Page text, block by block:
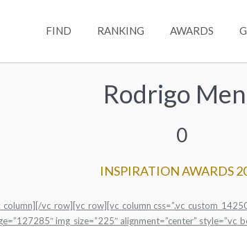
FIND RANKING AWARDS
Rodrigo
0
INSPIRATION AWARDS
vc_row][vc_row][vc_column
img_size=”225″ alignment=”center”